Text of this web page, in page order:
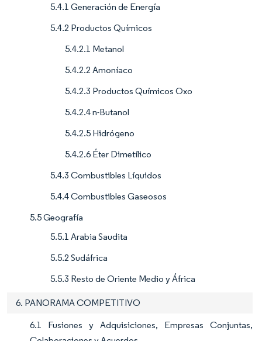
5.4.1 Generación de Energía
5.4.2 Productos Químicos
5.4.2.1 Metanol
5.4.2.2 Amoníaco
5.4.2.3 Productos Químicos Oxo
5.4.2.4 n-Butanol
5.4.2.5 Hidrógeno
5.4.2.6 Éter Dimetílico
5.4.3 Combustibles Líquidos
5.4.4 Combustibles Gaseosos
5.5 Geografía
5.5.1 Arabia Saudita
5.5.2 Sudáfrica
5.5.3 Resto de Oriente Medio y África
6. PANORAMA COMPETITIVO
6.1 Fusiones y Adquisiciones, Empresas Conjuntas,